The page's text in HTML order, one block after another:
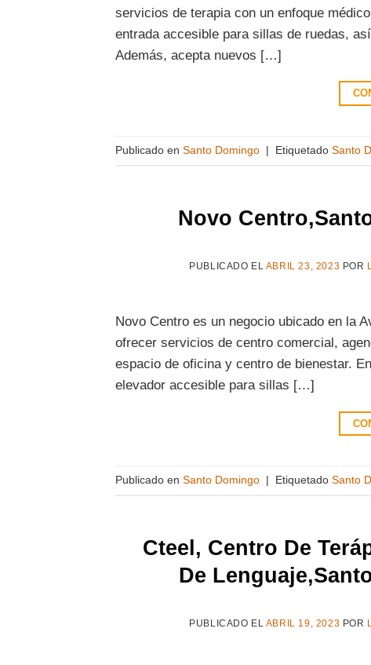
servicios de terapia con un enfoque
entrada accesible para sillas de ruedas,
Además, acepta nuevos […]
Publicado en Santo Domingo | Etiquetado Santo
Novo
PUBLICADO EL ABRIL 23, 2023 POR
Novo Centro es un negocio ubicado en la
ofrecer servicios de centro comercial,
espacio de oficina y centro de bienestar.
elevador accesible para sillas […]
Publicado en Santo Domingo Etiquetado Santo
Cteel, Centro De
De
PUBLICADO EL ABRIL 19, 2023 POR